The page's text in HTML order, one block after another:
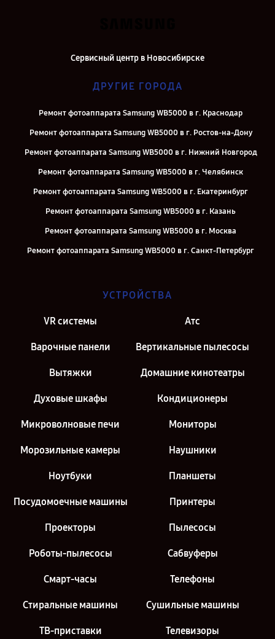
Сервисный центр в Новосибирске
ДРУГИЕ ГОРОДА
Ремонт фотоаппарата Samsung WB5000 в г. Краснодар
Ремонт фотоаппарата Samsung WB5000 в г. Ростов-на-Дону
Ремонт фотоаппарата Samsung WB5000 в г. Нижний Новгород
Ремонт фотоаппарата Samsung WB5000 в г. Челябинск
Ремонт фотоаппарата Samsung WB5000 в г. Екатеринбург
Ремонт фотоаппарата Samsung WB5000 в г. Казань
Ремонт фотоаппарата Samsung WB5000 в г. Москва
Ремонт фотоаппарата Samsung WB5000 в г. Санкт-Петербург
УСТРОЙСТВА
VR системы Атс
Варочные панели Вертикальные пылесосы
Вытяжки Домашние кинотеатры
Духовые шкафы Кондиционеры
Микроволновые печи Мониторы
Морозильные камеры Наушники
Ноутбуки Планшеты
Посудомоечные машины Принтеры
Проекторы Пылесосы
Роботы-пылесосы Сабвуферы
Смарт-часы Телефоны
Стиральные машины Сушильные машины
ТВ-приставки Телевизоры